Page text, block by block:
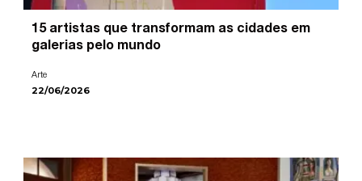
15 artistas que transformam as cidades em
galerias pelo mundo
Arte
22/06/2026